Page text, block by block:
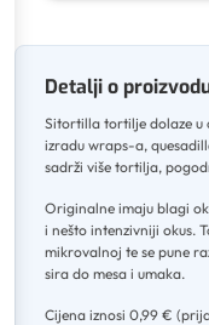
Detalji o
Sitortilla tortilje dolaze
izradu wraps-a,
sadrži više tortilja,
Originalne imaju blagi
i nešto intenzivniji okus.
mikrovalnoj te se pune
sira do mesa i umaka.
Cijena iznosi 0,99 €